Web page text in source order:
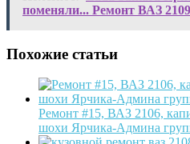
поменяли... Ремонт ВАЗ
Похожие статьи
Ремонт #15, ВАЗ 2106,
шохи Ярчика-Админа